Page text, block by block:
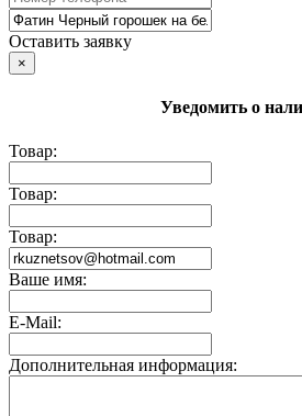
Оставить заявку
×
Уведомить о
Товар:
Товар:
Товар:
Ваше имя:
E-Mail:
Дополнительная информация: